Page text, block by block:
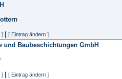
] [ Eintrag ändern ]
und Baubeschichtungen GmbH
] [ Eintrag ändern ]